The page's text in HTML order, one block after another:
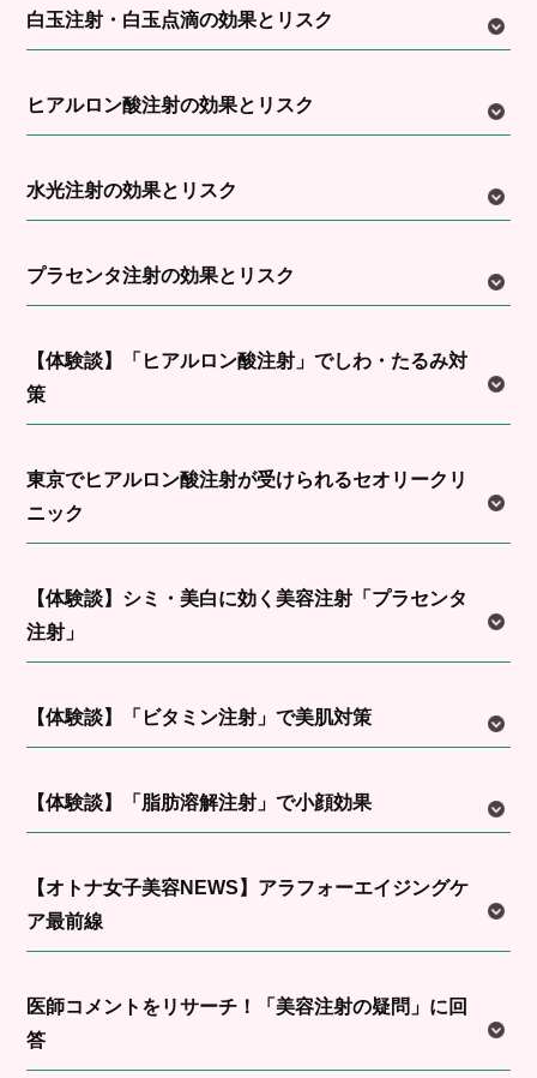
白玉注射・白玉点滴の効果とリスク
ヒアルロン酸注射の効果とリスク
水光注射の効果とリスク
プラセンタ注射の効果とリスク
【体験談】「ヒアルロン酸注射」でしわ・たるみ対
策
東京でヒアルロン酸注射が受けられるセオリークリ
ニック
【体験談】シミ・美白に効く美容注射「プラセンタ
注射」
【体験談】「ビタミン注射」で美肌対策
【体験談】「脂肪溶解注射」で小顔効果
【オトナ女子美容NEWS】アラフォーエイジングケ
ア最前線
医師コメントをリサーチ！「美容注射の疑問」に回
答